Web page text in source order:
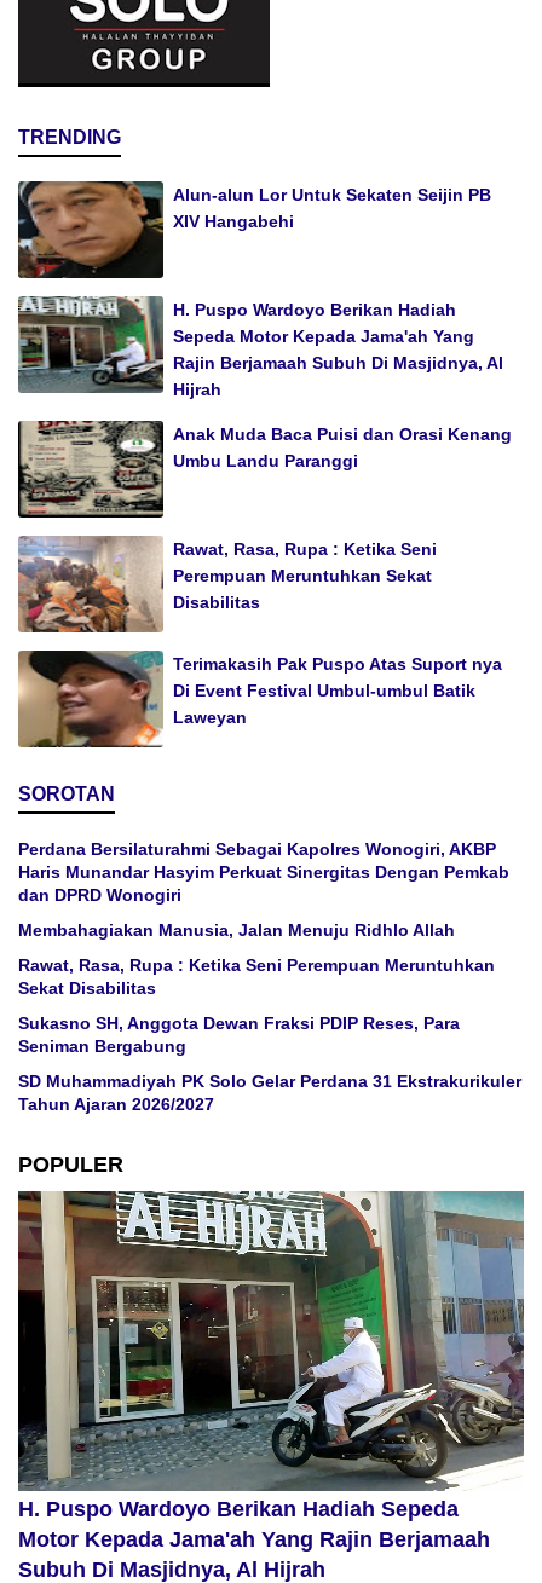
TRENDING
Alun-alun Lor Untuk Sekaten Seijin PB
XIV Hangabehi
H. Puspo Wardoyo Berikan Hadiah
Sepeda Motor Kepada Jama'ah Yang
Rajin Berjamaah Subuh Di Masjidnya, Al
Hijrah
Anak Muda Baca Puisi dan Orasi Kenang
Umbu Landu Paranggi
Rawat, Rasa, Rupa : Ketika Seni
Perempuan Meruntuhkan Sekat
Disabilitas
Terimakasih Pak Puspo Atas Suport nya
Di Event Festival Umbul-umbul Batik
Laweyan
SOROTAN
Perdana Bersilaturahmi Sebagai Kapolres Wonogiri, AKBP
Haris Munandar Hasyim Perkuat Sinergitas Dengan Pemkab
dan DPRD Wonogiri
Membahagiakan Manusia, Jalan Menuju Ridhlo Allah
Rawat, Rasa, Rupa : Ketika Seni Perempuan Meruntuhkan
Sekat Disabilitas
Sukasno SH, Anggota Dewan Fraksi PDIP Reses, Para
Seniman Bergabung
SD Muhammadiyah PK Solo Gelar Perdana 31 Ekstrakurikuler
Tahun Ajaran 2026/2027
POPULER
H. Puspo Wardoyo Berikan Hadiah Sepeda
Motor Kepada Jama'ah Yang Rajin Berjamaah
Subuh Di Masjidnya, Al Hijrah